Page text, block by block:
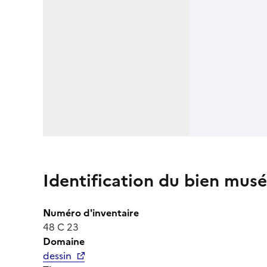
Identification du bien
Numéro d'inventaire
48 C 23
Domaine
dessin